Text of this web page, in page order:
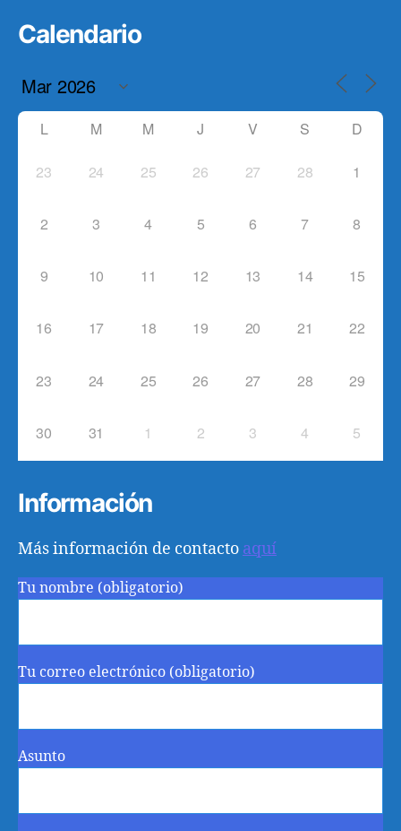
Calendario
L M M J V S D
23 24 25 26 27 28 1
2 3 4 5 6 7 8
9 10 11 12 13 14 15
16 17 18 19 20 21 22
23 24 25 26 27 28 29
30 31 1 2 3 4 5
Información
Más información de contacto aquí
Tu nombre (obligatorio)
Tu correo electrónico (obligatorio)
Asunto